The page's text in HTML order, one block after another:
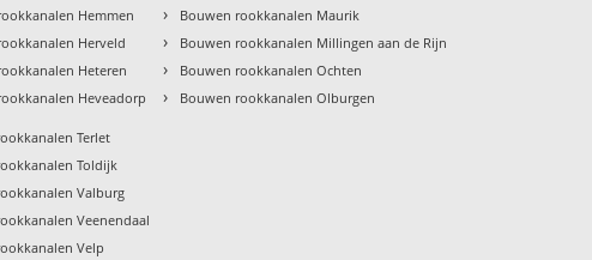
Hemmen
Herveld
Heteren
Heveadorp
› Bouwen rookkanalen Maurik
› Bouwen rookkanalen Millingen aan de Rijn
› Bouwen rookkanalen Ochten
› Bouwen rookkanalen Olburgen
Terlet
Toldijk
Valburg
Veenendaal
Velp